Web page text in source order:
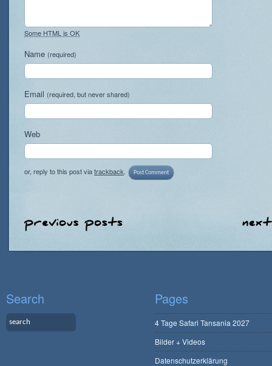
Some HTML is OK
Name (required)
Email (required, but never shared)
Web
or, reply to this post viatrackback
Search Pages
4 Tage Safari Tansania 2027
Bilder + Videos
Datenschutzerklärung